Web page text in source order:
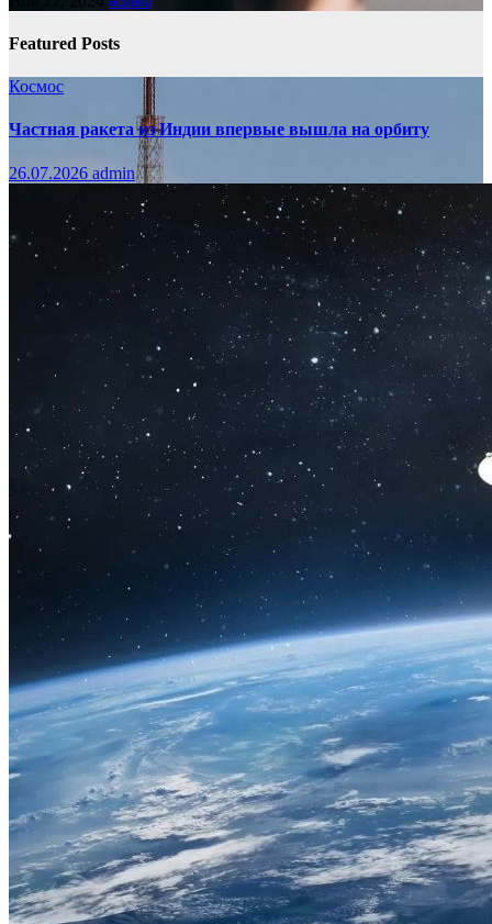
Featured Posts
Космос
Частная ракета из Индии впервые вышла на орбиту
26.07.2026 admin